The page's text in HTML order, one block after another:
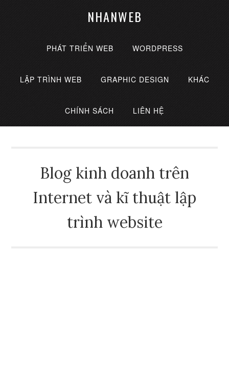
NHANWEB
PHÁT TRIỂN WEB WORDPRESS
LẬP TRÌNH WEB GRAPHIC DESIGN KHÁC
CHÍNH SÁCH LIÊN HỆ
Blog kinh doanh trên
Internet và kĩ thuật lập
trình website